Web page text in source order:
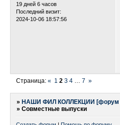
19 дней 6 часов
Последний визит:
2024-10-06 18:57:56
Страница:« 1 2 3 4 … 7 »
»НАШИ ФИЛ КОЛЛЕКЦИИ [форум
»Совместные выпуски